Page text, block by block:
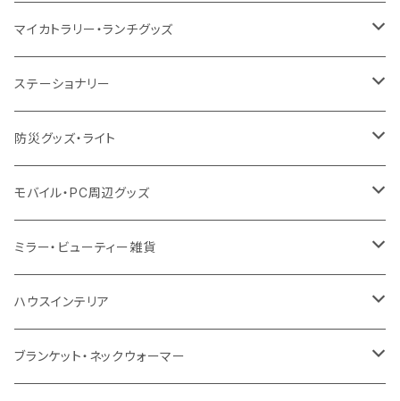
再生不織布
不織布
保冷
スウェット
保冷
不織布
傘
デニム・デニムライク
ポリエステル
不織布
保冷
EVA
防水
ナイロン
フェアトレードコットン
デニム・デニムライク
ポリエステル
リネン
アルミ
クリアボトル
カスタムデザインボトル
ステンレス2層タンブラー
プラスチック2層タンブラー
アルミタンブラー
バンブータンブラー
コーヒー配合タンブラー
カスタムデザインタンブラー
サーモ
ステンレス
バンブー
コーヒー配合
プラスチック
陶器
磁器マグ・湯呑
マイカトラリー・ランチグッズ
カトラリー
フードポット
コースター
ドリンク用品
保存容器
キッチンツール
ステーショナリー
単色ボールペン
多機能ペン
ペンケース
メモ
ノート
防災グッズ・ライト
防災セット
ラジオ・スピーカー
ハンディライト
デスクライト
モバイル・PC周辺グッズ
チャージャー
充電器
モバイルスタンド
ミラー・ビューティー雑貨
折りたたみ式ミラー
スライド式ミラー
ハウスインテリア
ピクチャーボード、ポスター
ブランケット・ネックウォーマー